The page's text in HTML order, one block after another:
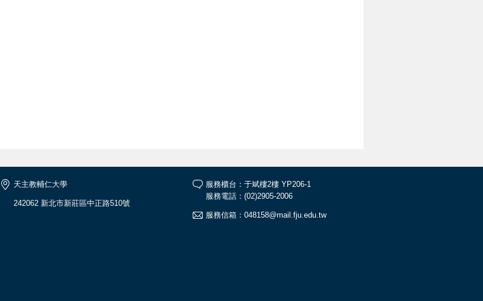
天主教輔仁大學
242062 新北市新莊區中正路510號
服務櫃台：于斌樓2樓 YP206-1
服務電話：(02)2905-2006
服務信箱：048158@mail.fju.edu.tw